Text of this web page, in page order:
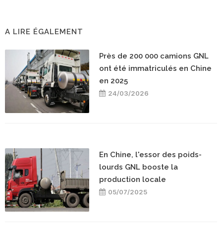
A LIRE ÉGALEMENT
Près de 200 000 camions GNL
ont été immatriculés en Chine
en 2025
24/03/2026
En Chine, l'essor des poids-
lourds GNL booste la
production locale
05/07/2025